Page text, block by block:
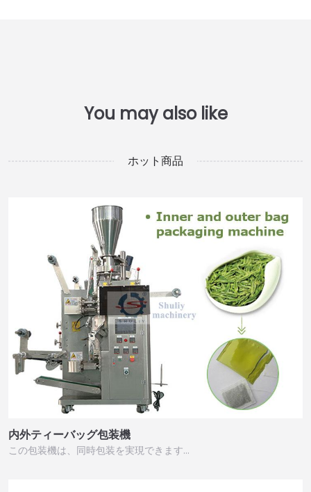
ホット商品
内外ティーバッグ包装機
この包装機は、同時包装を実現できます…